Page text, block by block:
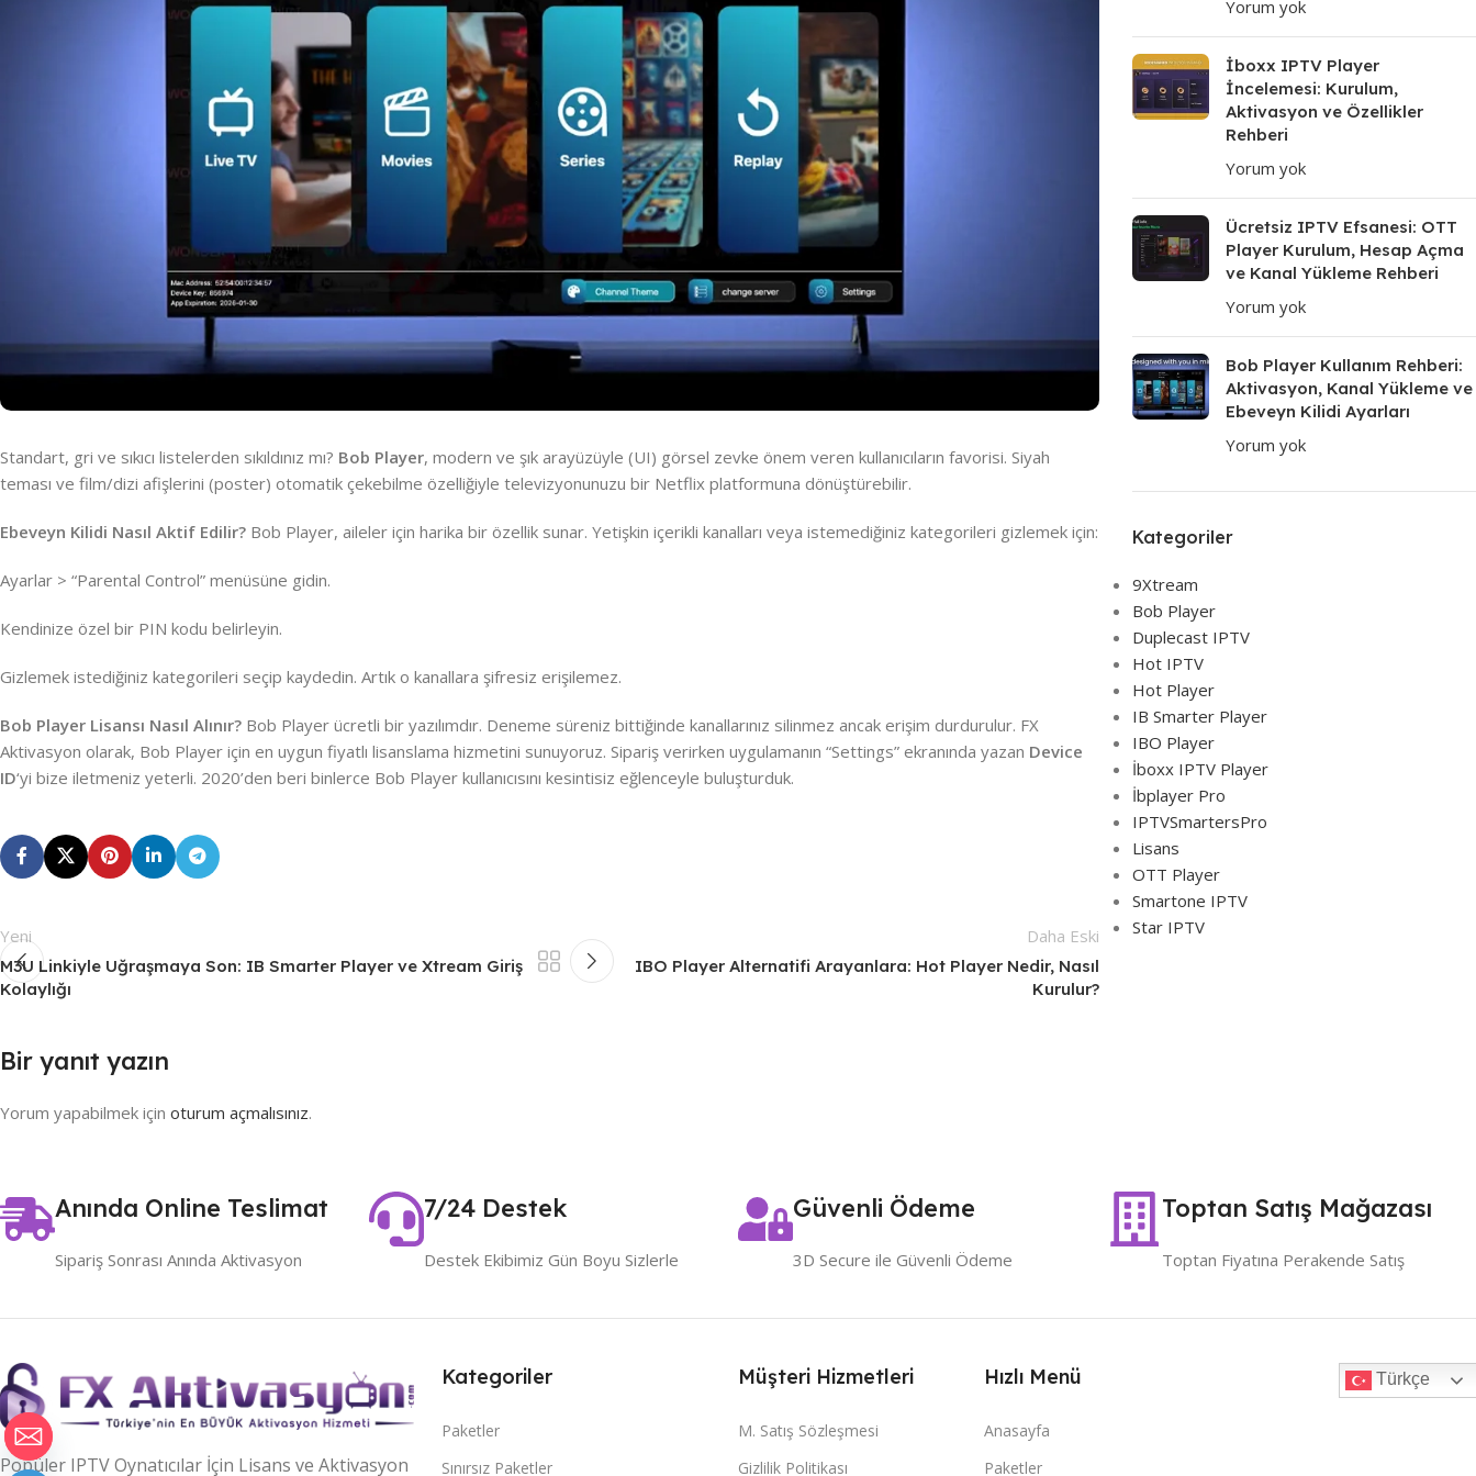
Standart, gri ve sıkıcı listelerden sıkıldınız mı? Bob Player, modern ve şık arayüzüyle (UI) görsel zevke önem veren kullanıcıların favorisi. Siyah
teması ve film/dizi afişlerini (poster) otomatik çekebilme özelliğiyle televizyonunuzu bir Netflix platformuna dönüştürebilir.
Ebeveyn Kilidi Nasıl Aktif Edilir? Bob Player, aileler için harika bir özellik sunar. Yetişkin içerikli kanalları veya istemediğiniz kategorileri gizlemek için:
Ayarlar > “Parental Control” menüsüne gidin.
Kendinize özel bir PIN kodu belirleyin.
Gizlemek istediğiniz kategorileri seçip kaydedin. Artık o kanallara şifresiz erişilemez.
Bob Player Lisansı Nasıl Alınır? Bob Player ücretli bir yazılımdır. Deneme süreniz bittiğinde kanallarınız silinmez ancak erişim durdurulur. FX
Aktivasyon olarak, Bob Player için en uygun fiyatlı lisanslama hizmetini sunuyoruz. Sipariş verirken uygulamanın “Settings” ekranında yazan Device
ID‘yi bize iletmeniz yeterli. 2020’den beri binlerce Bob Player kullanıcısını kesintisiz eğlenceyle buluşturduk.
Yeni
M3U Linkiyle Uğraşmaya Son: IB Smarter Player ve Xtream Giriş
Kolaylığı
Daha Eski
IBO Player Alternatifi Arayanlara: Hot Player Nedir, Nasıl
Kurulur?
Bir yanıt yazın
Yorum yapabilmek için oturum açmalısınız.
Yorum yok
İboxx IPTV Player
İncelemesi: Kurulum,
Aktivasyon ve Özellikler
Rehberi
Yorum yok
Ücretsiz IPTV Efsanesi: OTT
Player Kurulum, Hesap Açma
ve Kanal Yükleme Rehberi
Yorum yok
Bob Player Kullanım Rehberi:
Aktivasyon, Kanal Yükleme ve
Ebeveyn Kilidi Ayarları
Yorum yok
Kategoriler
9Xtream
Bob Player
Duplecast IPTV
Hot IPTV
Hot Player
IB Smarter Player
IBO Player
İboxx IPTV Player
İbplayer Pro
IPTVSmartersPro
Lisans
OTT Player
Smartone IPTV
Star IPTV
Anında Online Teslimat
Sipariş Sonrası Anında Aktivasyon
7/24 Destek
Destek Ekibimiz Gün Boyu Sizlerle
Güvenli Ödeme
3D Secure ile Güvenli Ödeme
Toptan Satış Mağazası
Toptan Fiyatına Perakende Satış
Popüler IPTV Oynatıcılar İçin Lisans ve Aktivasyon
Kategoriler
Paketler
Sınırsız Paketler
Müşteri Hizmetleri
M. Satış Sözleşmesi
Gizlilik Politikası
Hızlı Menü
Anasayfa
Paketler
Türkçe